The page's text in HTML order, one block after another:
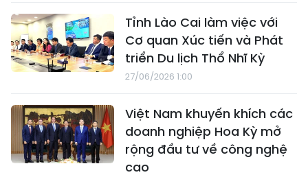
Tỉnh Lào Cai làm việc với
Cơ quan Xúc tiến và Phát
triển Du lịch Thổ Nhĩ Kỳ
27/06/2026 1:00
Việt Nam khuyến khích các
doanh nghiệp Hoa Kỳ mở
rộng đầu tư về công nghệ
cao